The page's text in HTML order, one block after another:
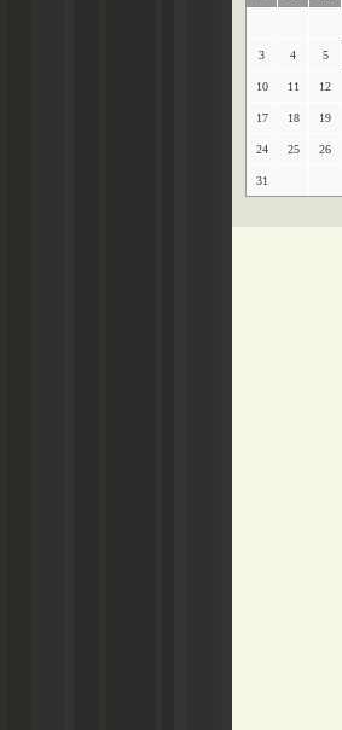
3 4 5
10 11 12
17 18 19
24 25 26
31